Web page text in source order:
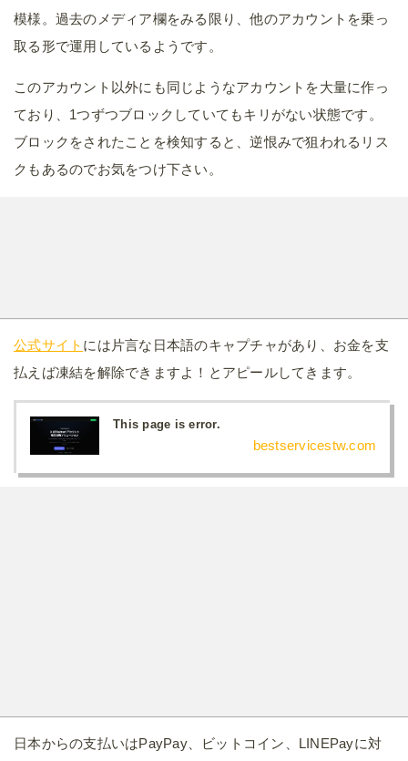
模様。過去のメディア欄をみる限り、他のアカウントを乗っ
取る形で運用しているようです。
このアカウント以外にも同じようなアカウントを大量に作っ
ており、1つずつブロックしていてもキリがない状態です。
ブロックをされたことを検知すると、逆恨みで狙われるリス
クもあるのでお気をつけ下さい。
公式サイト には片言な日本語のキャプチャがあり、お金を支
払えば凍結を解除できますよ！とアピールしてきます。
This page is error.
bestservicestw.com
日本からの支払いはPayPay、ビットコイン、LINEPayに対